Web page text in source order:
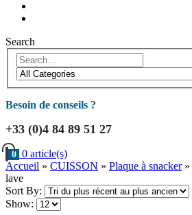
Search
Besoin de conseils ?
+33 (0)4 84 89 51 27
0 0 article(s)
Accueil » CUISSON » Plaque à snacker»
lave
Sort By:
Show: